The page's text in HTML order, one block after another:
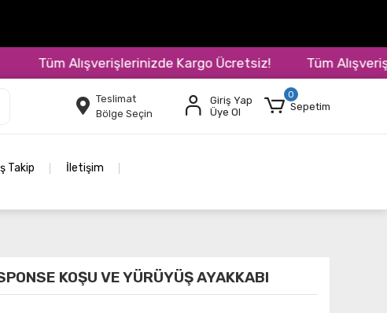
Tüm Alışverişlerinizde Kargo Ücretsiz! Tüm
Teslimat
Bölge Seçin
Giriş Yap
Üye Ol
0
Sepetim
Takip İletişim
KOŞU VE YÜRÜYÜŞ AYAKKABI